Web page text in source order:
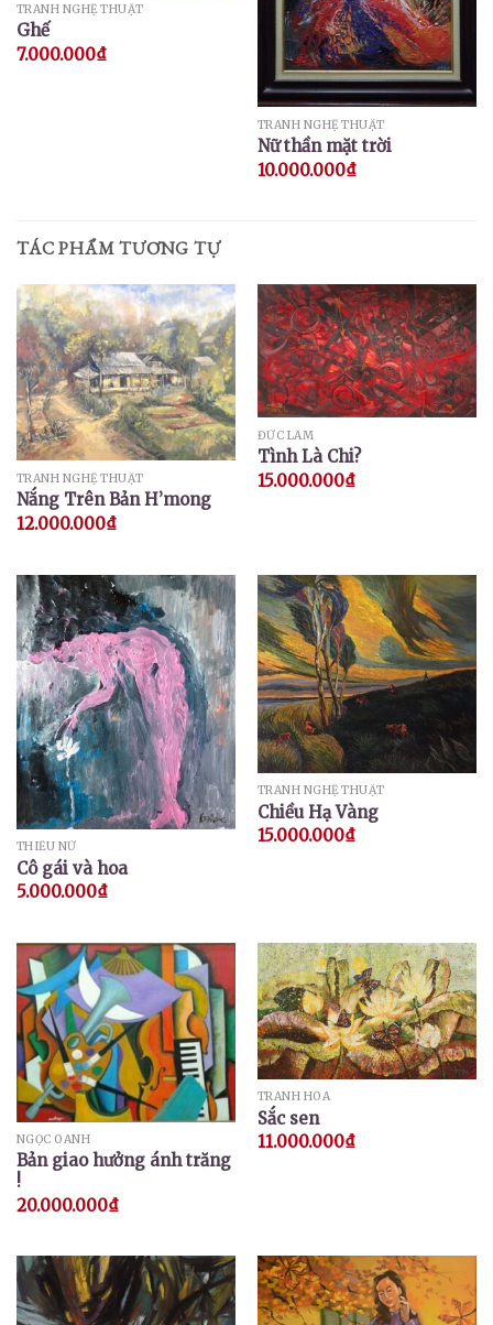
TRANH NGHỆ THUẬT
Ghế
7.000.000₫
TRANH NGHỆ THUẬT
Nữ thần mặt trời
10.000.000₫
TÁC PHẨM TƯƠNG TỰ
TRANH NGHỆ THUẬT
Nắng Trên Bản H’mong
12.000.000₫
ĐỨC LÂM
Tình Là Chi?
15.000.000₫
THIẾU NỮ
Cô gái và hoa
5.000.000₫
TRANH NGHỆ THUẬT
Chiều Hạ Vàng
15.000.000₫
NGỌC OANH
Bản giao hưởng ánh trăng
!
20.000.000₫
TRANH HOA
Sắc sen
11.000.000₫